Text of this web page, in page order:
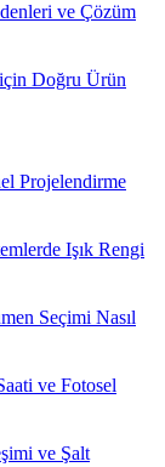
ve Çözüm
Doğru Ürün
Projelendirme
Işık Rengi
Seçimi Nasıl
ve Fotosel
ve Şalt